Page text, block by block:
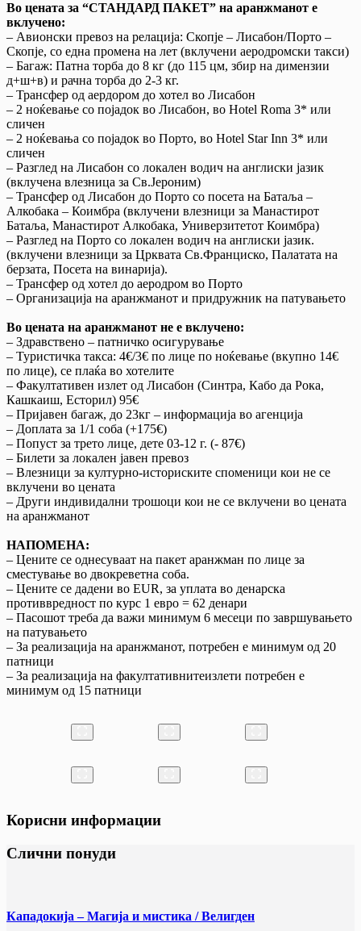
Во цената за “СТАНДАРД ПАКЕТ” на аранжманот е
вклучено:
– Авионски превоз на релација: Скопје – Лисабон/Порто –
Скопје, со една промена на лет (вклучени аеродромски такси)
– Багаж: Патна торба до 8 кг (до 115 цм, збир на димензии
д+ш+в) и рачна торба до 2-3 кг.
– Трансфер од аердором до хотел во Лисабон
– 2 ноќевањe со појадок во Лисабон, во Hotel Roma 3* или
сличен
– 2 ноќевања со појадок во Порто, во Hotel Star Inn 3* или
сличен
– Разглед на Лисабон со локален водич на англиски јазик
(вклучена влезница за Св.Јероним)
– Трансфер од Лисабон до Порто со посета на Батаља –
Алкобака – Коимбра (вклучени влезници за Манастирот
Батаља, Манастирот Алкобака, Универзитетот Коимбра)
– Разглед на Порто со локален водич на англиски јазик.
(вклучени влезници за Црквата Св.Франциско, Палатата на
берзата, Посета на винарија).
– Трансфер од хотел до аеродром во Порто
– Организација на аранжманот и придружник на патувањето
Во цената на аранжманот не е вклучено:
– Здравствено – патничко осигурување
– Туристичка такса: 4€/3€ по лице по ноќевање (вкупно 14€
по лице), се плаќа во хотелите
– Факултативен излет од Лисабон (Синтра, Кабо да Рока,
Кашкаиш, Есторил) 95€
– Пријавен багаж, до 23кг – информација во агенција
– Доплата за 1/1 соба (+175€)
– Попуст за трето лице, дете 03-12 г. (- 87€)
– Билети за локален јавен превоз
– Влезници за културно-историските споменици кои не се
вклучени во цената
– Други индивидални трошоци кои не се вклучени во цената
на аранжманот
НАПОМЕНА:
– Цените се однесуваат на пакет аранжман по лице за
сместување во двокреветна соба.
– Цените се дадени во EUR, за уплата во денарска
противвредност по курс 1 евро = 62 денари
– Пасошот треба да важи минимум 6 месеци по завршувањето
на патувањето
– За реализација на аранжманот, потребен е минимум од 20
патници
– За реализација на факултативнитеизлети потребен е
минимум од 15 патници
Корисни информации
Слични понуди
Кападокија – Магија и мистика / Велигден